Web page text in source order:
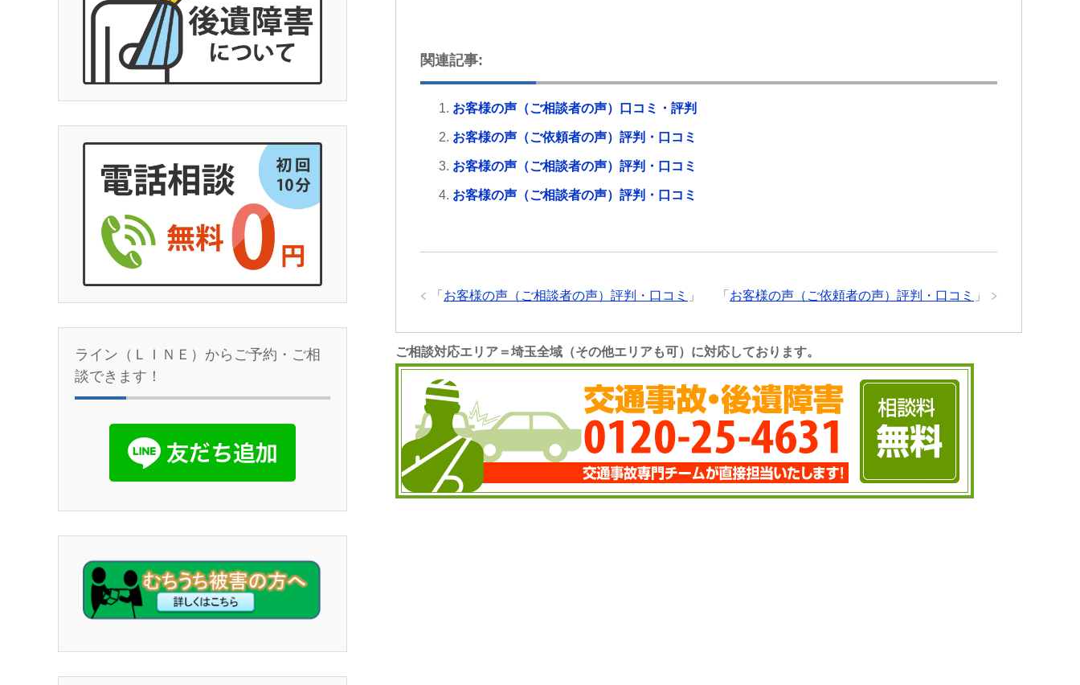
関連記事:
お客様の声（ご相談者の声）口コミ・評判
お客様の声（ご依頼者の声）評判・口コミ
お客様の声（ご相談者の声）評判・口コミ
お客様の声（ご相談者の声）評判・口コミ
「 お客様の声（ご依頼者の声）評判・口コミ 」
「 お客様の声（ご相談者の声）評判・口コミ 」
ご相談対応エリア＝埼玉全域（その他エリアも可）に対応しております。
ライン（ＬＩＮＥ）からご予約・ご相
談できます！